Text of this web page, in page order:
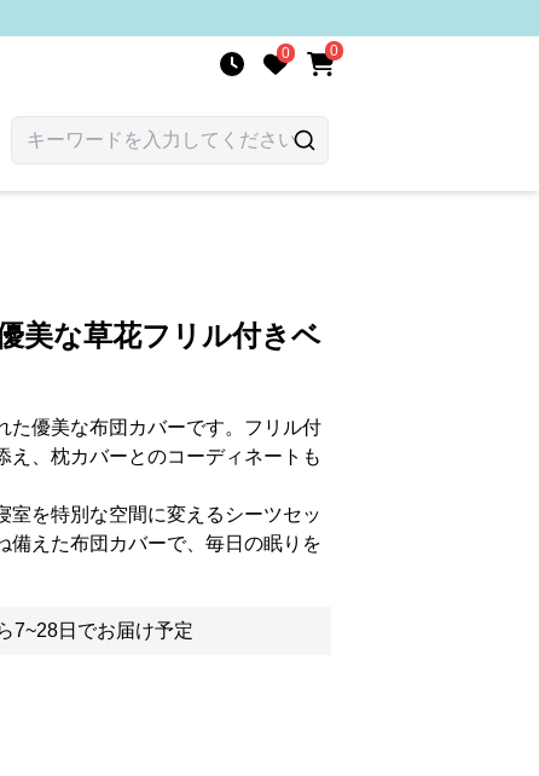
0 0
美な草花フリル付きベ
た優美な布団カバーです。フリル付
え、枕カバーとのコーディネートも
室を特別な空間に変えるシーツセッ
備えた布団カバーで、毎日の眠りを
7~28日でお届け予定